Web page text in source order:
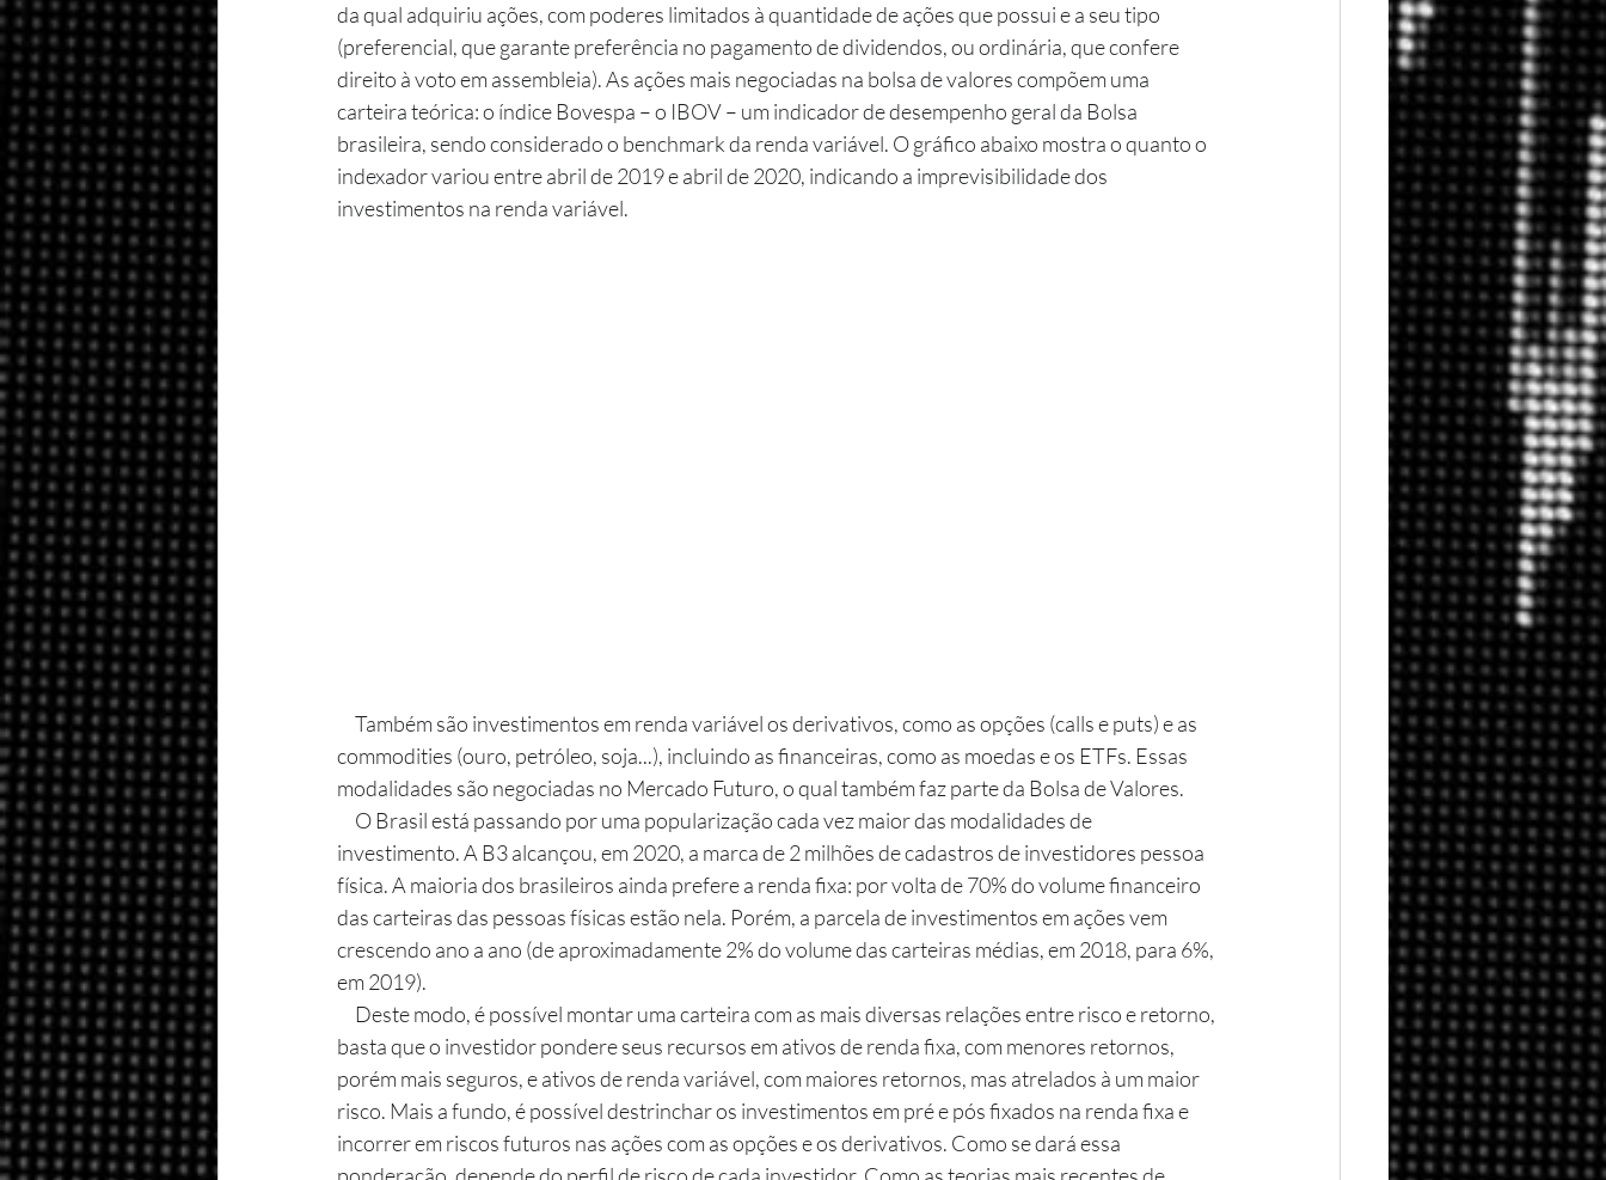
da qual adquiriu ações, com poderes limitados à quantidade de ações que possui e a seu tipo
(preferencial, que garante preferência no pagamento de dividendos, ou ordinária, que confere
direito à voto em assembleia). As ações mais negociadas na bolsa de valores compõem uma
carteira teórica: o índice Bovespa – o IBOV – um indicador de desempenho geral da Bolsa
brasileira, sendo considerado o benchmark da renda variável. O gráfico abaixo mostra o quanto o
indexador variou entre abril de 2019 e abril de 2020, indicando a imprevisibilidade dos
investimentos na renda variável.
commodities (ouro, petróleo, soja...), incluindo as financeiras, como as moedas e os ETFs. Essas
modalidades são negociadas no Mercado Futuro, o qual também faz parte da Bolsa de Valores.
investimento. A B3 alcançou, em 2020, a marca de 2 milhões de cadastros de investidores pessoa
física. A maioria dos brasileiros ainda prefere a renda fixa: por volta de 70% do volume financeiro
das carteiras das pessoas físicas estão nela. Porém, a parcela de investimentos em ações vem
crescendo ano a ano (de aproximadamente 2% do volume das carteiras médias, em 2018, para 6%,
em 2019).
basta que o investidor pondere seus recursos em ativos de renda fixa, com menores retornos,
porém mais seguros, e ativos de renda variável, com maiores retornos, mas atrelados à um maior
risco. Mais a fundo, é possível destrinchar os investimentos em pré e pós fixados na renda fixa e
incorrer em riscos futuros nas ações com as opções e os derivativos. Como se dará essa